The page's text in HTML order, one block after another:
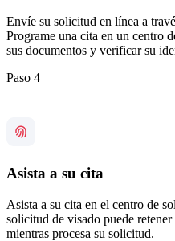
Envíe su solicitud en línea a
Programe una cita en un centro
sus documentos y verificar su
Paso 4
Asista a su cita
Asista a su cita en el centro de
solicitud de visado puede
mientras procesa su solicitud.